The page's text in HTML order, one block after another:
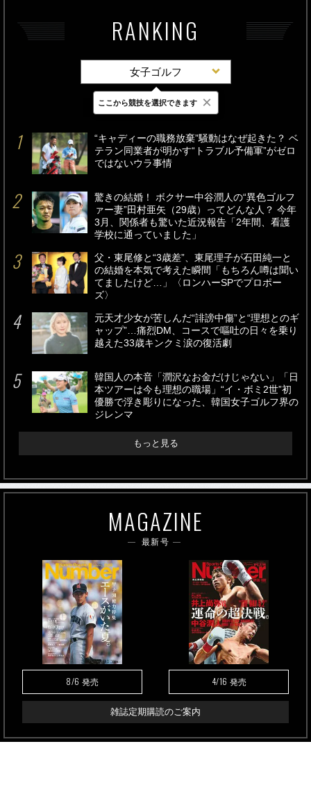
RANKING
女子ゴルフ
最新 24時間 週間
“キャディーの職務放棄”騒動はなぜ起きた？ ベ
テラン同業者が明かす“トラブル予備軍”がゼロ
ではないウラ事情
驚きの結婚！ ボクサー中谷潤人の“異色ゴルフ
ァー妻”田村亜矢（29歳）ってどんな人？ 今年
3月、関係者も驚いた近況報告「2年間、看護
学校に通っていました」
父・東尾修と“3歳差”、東尾理子が石田純一と
の結婚を本気で考えた瞬間「もちろん噂は聞い
てましたけど…」〈ロンハーSPでプロポー
ズ〉
元天才少女が苦しんだ“誹謗中傷”と“理想とのギ
ャップ”…痛烈DM、コースで嘔吐の日々を乗り
越えた33歳キンクミ涙の復活劇
韓国人の本音「潤沢なお金だけじゃない」「日
本ツアーは今も理想の職場」“イ・ボミ2世”初
優勝で浮き彫りになった、韓国女子ゴルフ界の
ジレンマ
もっと見る
MAGAZINE
最新号
8/6 発売 4/16 発売
雑誌定期購読のご案内
ここから競技を選択できます ×